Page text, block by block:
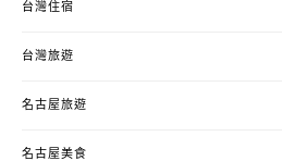
台灣住宿
台灣旅遊
名古屋旅遊
名古屋美食